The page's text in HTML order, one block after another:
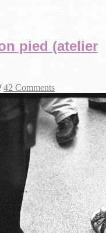
pied (atelier
42 Comments